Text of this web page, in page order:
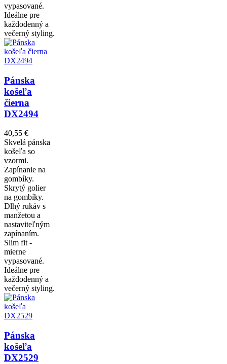
vypasované.
Ideálne pre
každodenný a
večerný styling.
Pánska
košeľa
čierna
DX2494
40,55 €
Skvelá pánska
košeľa so
vzormi.
Zapínanie na
gombíky.
Skrytý golier
na gombíky.
Dlhý rukáv s
manžetou a
nastaviteľným
zapínaním.
Slim fit -
mierne
vypasované.
Ideálne pre
každodenný a
večerný styling.
Pánska
košeľa
DX2529